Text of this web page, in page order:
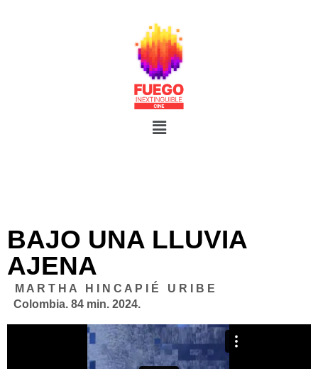
BAJO UNA LLUVIA
AJENA
M A R T H A H I N C A P I É U R I B E
Colombia. 84 min. 2024.